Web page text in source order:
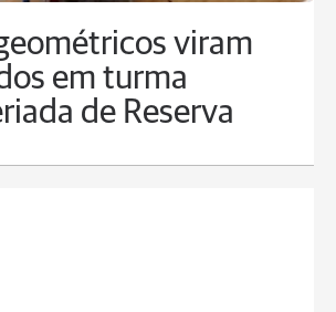
viram
em turma
de Reserva